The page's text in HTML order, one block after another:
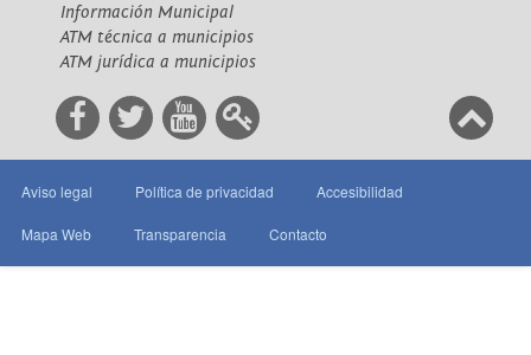
Información Municipal
ATM técnica a municipios
ATM jurídica a municipios
Aviso legal Política de privacidad Accesibilidad
Mapa Web Transparencia Contacto